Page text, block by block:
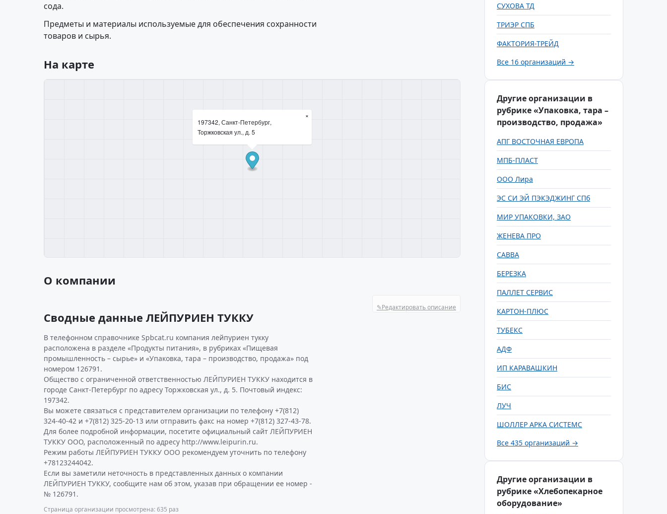
сода.
Предметы и материалы используемые для обеспечения сохранности
товаров и сырья.
На карте
197342, Санкт-Петербург,
Торжковская ул., д. 5
×
О компании
✎Редактировать описание
Сводные данные ЛЕЙПУРИЕН ТУККУ
В телефонном справочнике Spbcat.ru компания лейпуриен тукку
расположена в разделе «Продукты питания», в рубриках «Пищевая
промышленность – сырье» и «Упаковка, тара – производство, продажа» под
номером 126791.
Общество с ограниченной ответственностью ЛЕЙПУРИЕН ТУККУ находится в
городе Санкт-Петербург по адресу Торжковская ул., д. 5. Почтовый индекс:
197342.
Вы можете связаться с представителем организации по телефону +7(812)
324-40-42 и +7(812) 325-20-13 или отправить факс на номер +7(812) 327-43-78.
Для более подробной информации, посетите официальный сайт ЛЕЙПУРИЕН
ТУККУ ООО, расположенный по адресу http://www.leipurin.ru.
Режим работы ЛЕЙПУРИЕН ТУККУ ООО рекомендуем уточнить по телефону
+78123244042.
Если вы заметили неточность в представленных данных о компании
ЛЕЙПУРИЕН ТУККУ, сообщите нам об этом, указав при обращении ее номер -
№ 126791.
Страница организации просмотрена: 635 раз
СУХОВА ТД
ТРИЭР СПБ
ФАКТОРИЯ-ТРЕЙД
Все 16 организаций →
Другие организации в
рубрике «Упаковка, тара –
производство, продажа»
АПГ ВОСТОЧНАЯ ЕВРОПА
МПБ-ПЛАСТ
ООО Лира
ЭС СИ ЭЙ ПЭКЭДЖИНГ СПб
МИР УПАКОВКИ, ЗАО
ЖЕНЕВА ПРО
САВВА
БЕРЕЗКА
ПАЛЛЕТ СЕРВИС
КАРТОН-ПЛЮС
ТУБЕКС
АДФ
ИП КАРАВАШКИН
БИС
ЛУЧ
ШОЛЛЕР АРКА СИСТЕМС
Все 435 организаций →
Другие организации в
рубрике «Хлебопекарное
оборудование»